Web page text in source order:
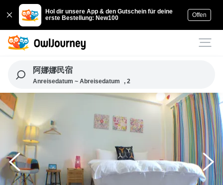
Hol dir unsere App & den Gutschein für deine
erste Bestellung: New100
Offen
阿娜娜民宿
Anreisedatum ~ Abreisedatum , 2